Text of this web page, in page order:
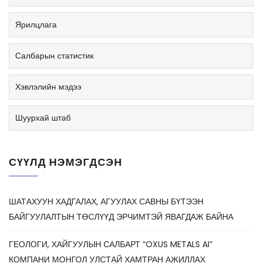
Ярилцлага
Салбарын статистик
Хэвлэлийн мэдээ
Шуурхай штаб
СҮҮЛД НЭМЭГДСЭН
ШАТАХУУН ХАДГАЛАХ, АГУУЛАХ САВНЫ БҮТЭЭН
БАЙГУУЛАЛТЫН ТӨСЛҮҮД ЭРЧИМТЭЙ ЯВАГДАЖ БАЙНА
ГЕОЛОГИ, ХАЙГУУЛЫН САЛБАРТ “OXUS METALS AI”
КОМПАНИ МОНГОЛ УЛСТАЙ ХАМТРАН АЖИЛЛАХ